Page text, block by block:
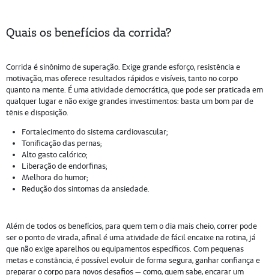
Quais os benefícios da corrida?
Corrida é sinônimo de superação. Exige grande esforço, resistência e
motivação, mas oferece resultados rápidos e visíveis, tanto no corpo
quanto na mente. É uma atividade democrática, que pode ser praticada em
qualquer lugar e não exige grandes investimentos: basta um bom par de
tênis e disposição.
Fortalecimento do sistema cardiovascular;
Tonificação das pernas;
Alto gasto calórico;
Liberação de endorfinas;
Melhora do humor;
Redução dos sintomas da ansiedade.
Além de todos os benefícios, para quem tem o dia mais cheio, correr pode
ser o ponto de virada, afinal é uma atividade de fácil encaixe na rotina, já
que não exige aparelhos ou equipamentos específicos. Com pequenas
metas e constância, é possível evoluir de forma segura, ganhar confiança e
preparar o corpo para novos desafios — como, quem sabe, encarar um